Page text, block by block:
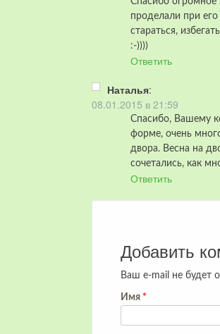
проделали при
стараться,
:-))))
Ответить
Наталья:
08.01.2015 в 21:59
Спасибо, Вашему
форме, очень
двора. Весна на
сочетались, как
Ответить
Добавить
Ваш e-mail не будет
Имя *